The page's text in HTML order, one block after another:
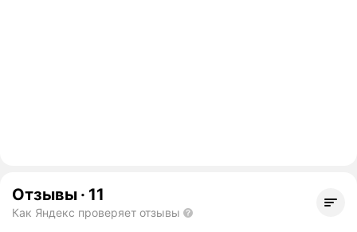
Отзывы · 11
Как Яндекс проверяет отзывы